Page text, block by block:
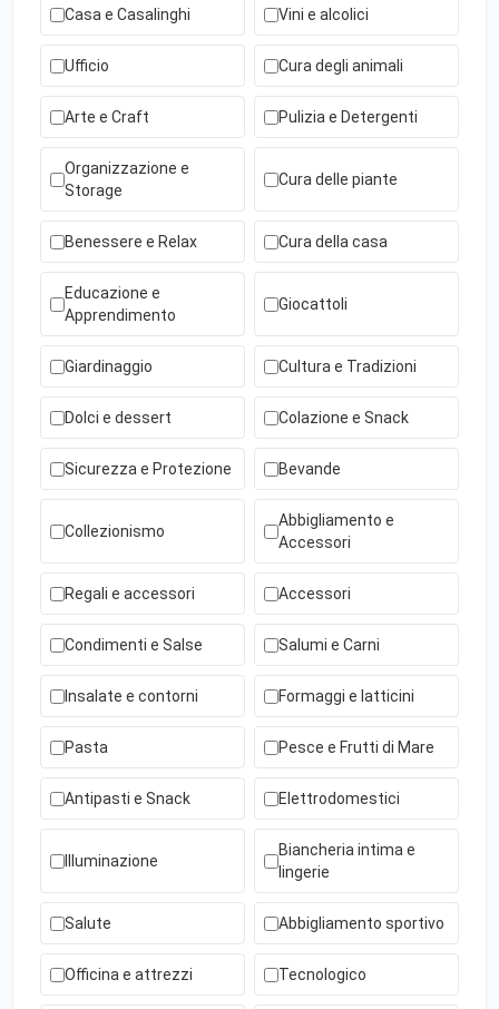
Casa e Casalinghi Vini e alcolici
Ufficio Cura degli animali
Arte e Craft Pulizia e Detergenti
Organizzazione e
Storage
Cura delle piante
Benessere e Relax Cura della casa
Educazione e
Apprendimento
Giocattoli
Giardinaggio Cultura e Tradizioni
Dolci e dessert Colazione e Snack
Sicurezza e Protezione Bevande
Collezionismo
Abbigliamento e
Accessori
Regali e accessori Accessori
Condimenti e Salse Salumi e Carni
Insalate e contorni Formaggi e latticini
Pasta Pesce e Frutti di Mare
Antipasti e Snack Elettrodomestici
Illuminazione
Biancheria intima e
lingerie
Salute Abbigliamento sportivo
Officina e attrezzi Tecnologico